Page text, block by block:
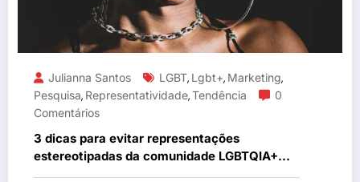
Julianna Santos LGBT, Lgbt+, Marketing,
Pesquisa, Representatividade,Tendência
0
Comentários
3 dicas para evitar representações
estereotipadas da comunidade LGBTQIA+
além do Mês do Orgulho